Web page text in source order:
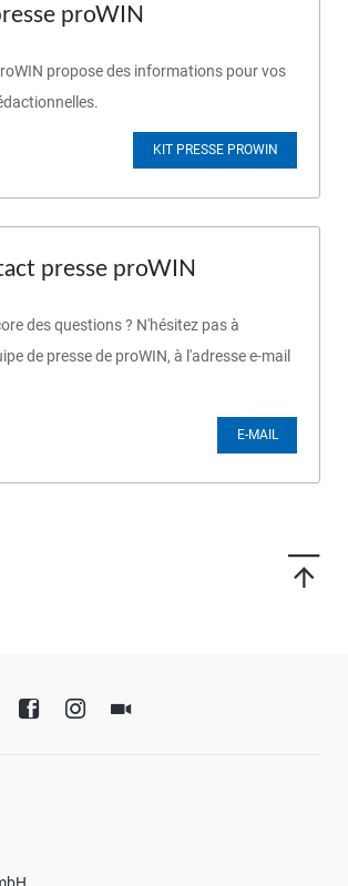
proWIN
propose des informations pour vos
KIT PRESSE PROWIN
presse proWIN
des questions ? N'hésitez pas à
de presse de proWIN, à l'adresse e-mail
E-MAIL